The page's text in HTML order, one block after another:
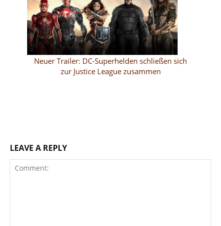
Neuer Trailer: DC-Superhelden schließen sich
zur Justice League zusammen
LEAVE A REPLY